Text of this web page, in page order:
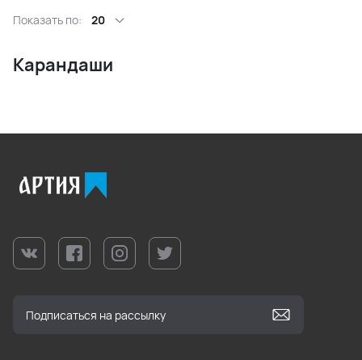
Показать по: 20
Карандаши